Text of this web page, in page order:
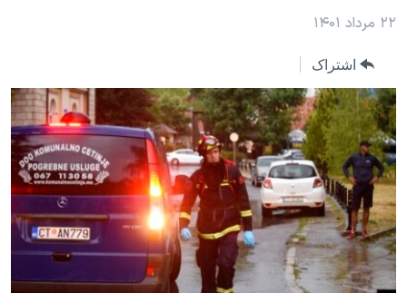
جهشورزشی
ویدیوها
فرهنگ و زندگی
حقوق شهروندی
اقتصادی
علم و فناوری
اسرائیل در جنگ
جام جهانی ۲۰۲۶
بایگانی برنامه‌های تلویزیونی
مستندها
انتخابات ریاست جمهوری آمریکا ۲۰۲۴
حمله جمهوری اسلامی به اسرائیل
رمز مهسا
ورزش زنان در ایران
فرکانس‌های صدای آمریکا
پخش رادیویی
یادگیری زبان انگلیسی
دنبال کنید
زبانهای مختلف
۲۲ مرداد ۱۴۰۱
اشتراک